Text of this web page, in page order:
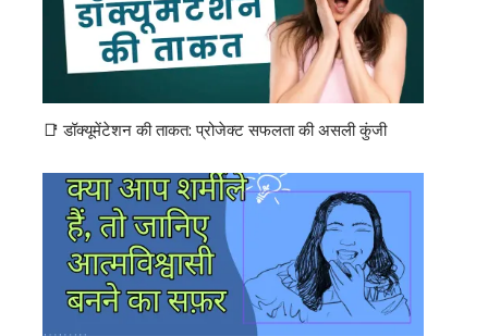
📑 डॉक्यूमेंटेशन की ताकत: प्रोजेक्ट सफलता की असली कुंजी